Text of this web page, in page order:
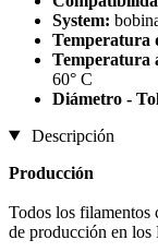
System:
Temperatura
Temperatura
60° C
Diámetro -
Descripción
Producción
Todos los filamentos
de producción en los